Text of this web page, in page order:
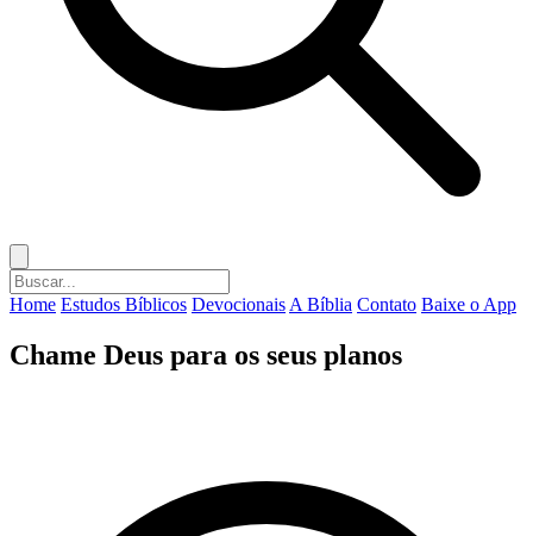
Home Estudos Bíblicos Devocionais A Bíblia Contato Baixe o App
Chame Deus para os seus planos